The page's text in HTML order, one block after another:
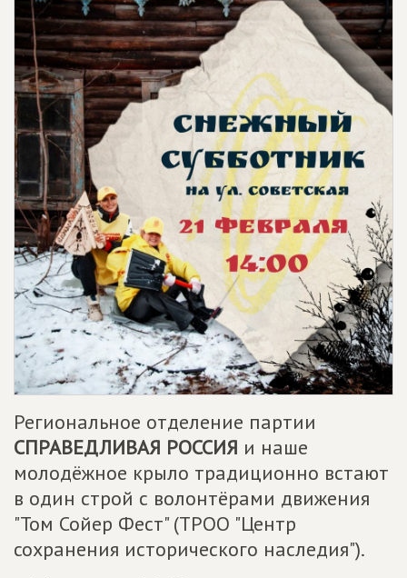
Региональное отделение партии
СПРАВЕДЛИВАЯ РОССИЯ и наше
молодёжное крыло традиционно встают
в один строй с волонтёрами движения
"Том Сойер Фест" (ТРОО "Центр
сохранения исторического наследия").